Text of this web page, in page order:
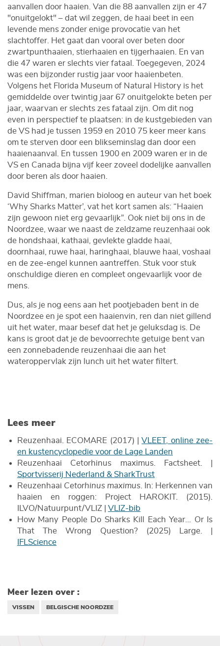
aanvallen door haaien. Van die 88 aanvallen zijn er 47
"onuitgelokt" – dat wil zeggen, de haai beet in een
levende mens zonder enige provocatie van het
slachtoffer. Het gaat dan vooral over beten door
zwartpunthaaien, stierhaaien en tijgerhaaien. En van
die 47 waren er slechts vier fataal. Toegegeven, 2024
was een bijzonder rustig jaar voor haaienbeten.
Volgens het Florida Museum of Natural History is het
gemiddelde over twintig jaar 67 onuitgelokte beten per
jaar, waarvan er slechts zes fataal zijn. Om dit nog
even in perspectief te plaatsen: in de kustgebieden van
de VS had je tussen 1959 en 2010 75 keer meer kans
om te sterven door een blikseminslag dan door een
haaienaanval. En tussen 1900 en 2009 waren er in de
VS en Canada bijna vijf keer zoveel dodelijke aanvallen
door beren als door haaien.
David Shiffman, marien bioloog en auteur van het boek
‘Why Sharks Matter’, vat het kort samen als: “Haaien
zijn gewoon niet erg gevaarlijk”. Ook niet bij ons in de
Noordzee, waar we naast de zeldzame reuzenhaai ook
de hondshaai, kathaai, gevlekte gladde haai,
doornhaai, ruwe haai, haringhaai, blauwe haai, voshaai
en de zee-engel kunnen aantreffen. Stuk voor stuk
onschuldige dieren en compleet ongevaarlijk voor de
mens.
Dus, als je nog eens aan het pootjebaden bent in de
Noordzee en je spot een haaienvin, ren dan niet gillend
uit het water, maar besef dat het je geluksdag is. De
kans is groot dat je de bevoorrechte getuige bent van
een zonnebadende reuzenhaai die aan het
wateroppervlak zijn lunch uit het water filtert.
Lees meer
Reuzenhaai. ECOMARE (2017) |VLEET, online zee-
en kustencyclopedie voor de Lage Landen
Reuzenhaai Cetorhinus maximus. Factsheet. |
Sportvisserij Nederland & SharkTrust
Reuzenhaai Cetorhinus maximus . In: Herkennen van
haaien en roggen: Project HAROKIT. (2015).
ILVO/Natuurpunt/VLIZ | VLIZ-bib
How Many People Do Sharks Kill Each Year... Or Is
That The Wrong Question? (2025) Large. |
IFLScience
Meer lezen over :
VISSEN BELGISCHE NOORDZEE